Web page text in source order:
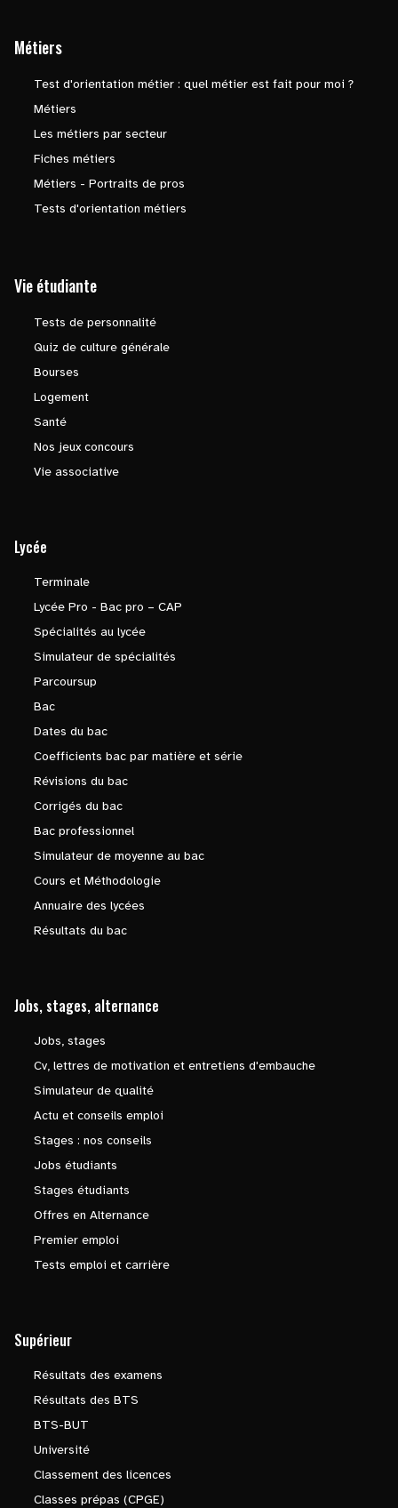
Métiers
Test d'orientation métier : quel métier est fait pour moi ?
Métiers
Les métiers par secteur
Fiches métiers
Métiers - Portraits de pros
Tests d'orientation métiers
Vie étudiante
Tests de personnalité
Quiz de culture générale
Bourses
Logement
Santé
Nos jeux concours
Vie associative
Lycée
Terminale
Lycée Pro - Bac pro – CAP
Spécialités au lycée
Simulateur de spécialités
Parcoursup
Bac
Dates du bac
Coefficients bac par matière et série
Révisions du bac
Corrigés du bac
Bac professionnel
Simulateur de moyenne au bac
Cours et Méthodologie
Annuaire des lycées
Résultats du bac
Jobs, stages, alternance
Jobs, stages
Cv, lettres de motivation et entretiens d'embauche
Simulateur de qualité
Actu et conseils emploi
Stages : nos conseils
Jobs étudiants
Stages étudiants
Offres en Alternance
Premier emploi
Tests emploi et carrière
Supérieur
Résultats des examens
Résultats des BTS
BTS-BUT
Université
Classement des licences
Classes prépas (CPGE)